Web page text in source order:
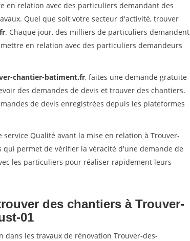
en relation avec des particuliers demandant des
Quel que soit votre secteur d'activité, trouver
. Chaque jour, des milliers de particuliers demandent
en relation avec des particuliers demandeurs
chantier-batiment.fr, faites une demande gratuite
des demandes de devis et trouver des chantiers.
de devis enregistrées depuis les plateformes
Qualité avant la mise en relation à Trouver-
permet de vérifier la véracité d'une demande de
les particuliers pour réaliser rapidement leurs
des chantiers à Trouver-
01
les travaux de rénovation Trouver-des-